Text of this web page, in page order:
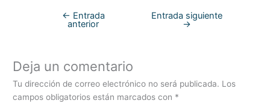
← Entrada
anterior
Entrada siguiente
→
Deja un comentario
Tu dirección de correo electrónico no será publicada. Los
campos obligatorios están marcados con *